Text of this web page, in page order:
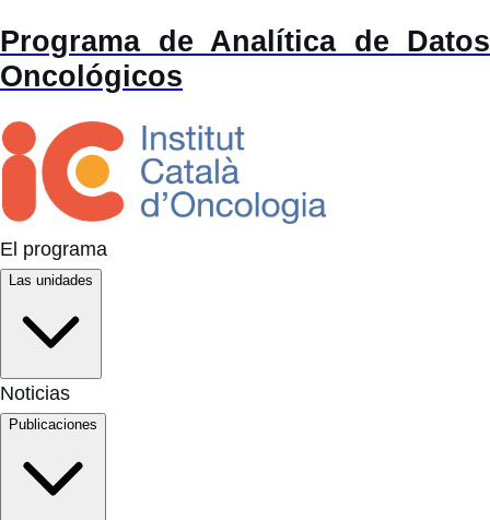
Programa de Analítica de Datos
Oncológicos
El programa
Las unidades
Noticias
Publicaciones